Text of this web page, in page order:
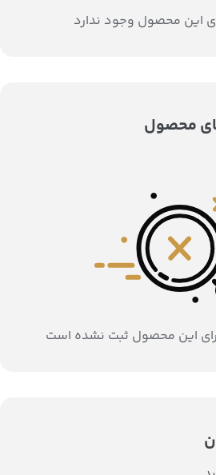
این محصول وجود ندارد
محصول
این محصول ثبت نشده است